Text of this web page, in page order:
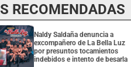
RECOMENDADAS
Naldy Saldaña denuncia a
excompañero de La Bella Luz
por presuntos tocamientos
indebidos e intento de besarla